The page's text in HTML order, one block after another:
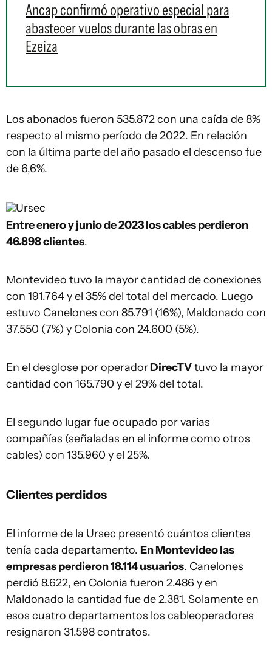
Ancap confirmó operativo especial para
abastecer vuelos durante las obras en
Ezeiza
Los abonados fueron 535.872 con una caída de 8%
respecto al mismo período de 2022. En relación
con la última parte del año pasado el descenso fue
de 6,6%.
Ursec
Entre enero y junio de 2023 los cables perdieron
46.898 clientes.
Montevideo tuvo la mayor cantidad de conexiones
con 191.764 y el 35% del total del mercado. Luego
estuvo Canelones con 85.791 (16%), Maldonado con
37.550 (7%) y Colonia con 24.600 (5%).
En el desglose por operadorDirecTVtuvo la mayor
cantidad con 165.790 y el 29% del total.
El segundo lugar fue ocupado por varias
compañías (señaladas en el informe como otros
cables) con 135.960 y el 25%.
Clientes perdidos
El informe de la Ursec presentó cuántos clientes
tenía cada departamento. En Montevideo las
empresas perdieron 18.114 usuarios. Canelones
perdió 8.622, en Colonia fueron 2.486 y en
Maldonado la cantidad fue de 2.381. Solamente en
esos cuatro departamentos los cableoperadores
resignaron 31.598 contratos.